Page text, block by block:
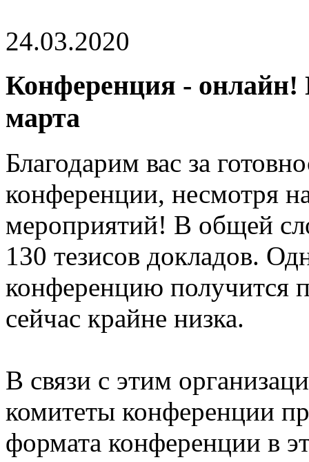
24.03.2020
Конференция - онлайн!
марта
Благодарим вас за
конференции, несмотря
мероприятий! В общей
130 тезисов докладов.
конференцию получится
сейчас крайне низка.
В связи с этим
комитеты конференции
формата конференции в